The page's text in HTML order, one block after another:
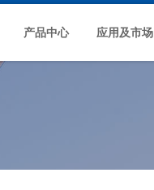
产品中心 应用及市场